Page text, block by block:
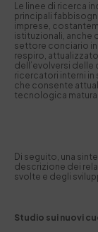
Le linee di ricerca
principali
imprese,
istituzionali, anche
settore conciario
respiro,
dell’evolversi
ricercatori interni
che consente
tecnologica
Di seguito, una
descrizione dei
svolte e degli
Studio sui nuovi